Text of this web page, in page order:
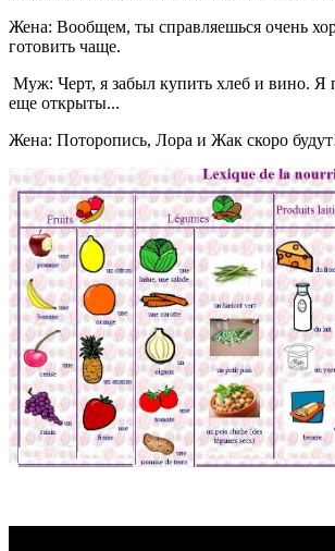
Жена: Вообщем, ты справляешься очень
готовить чаще.
Муж: Черт, я забыл купить хлеб и вино. Я
еще открыты...
Жена: Поторопись, Лора и Жак скоро